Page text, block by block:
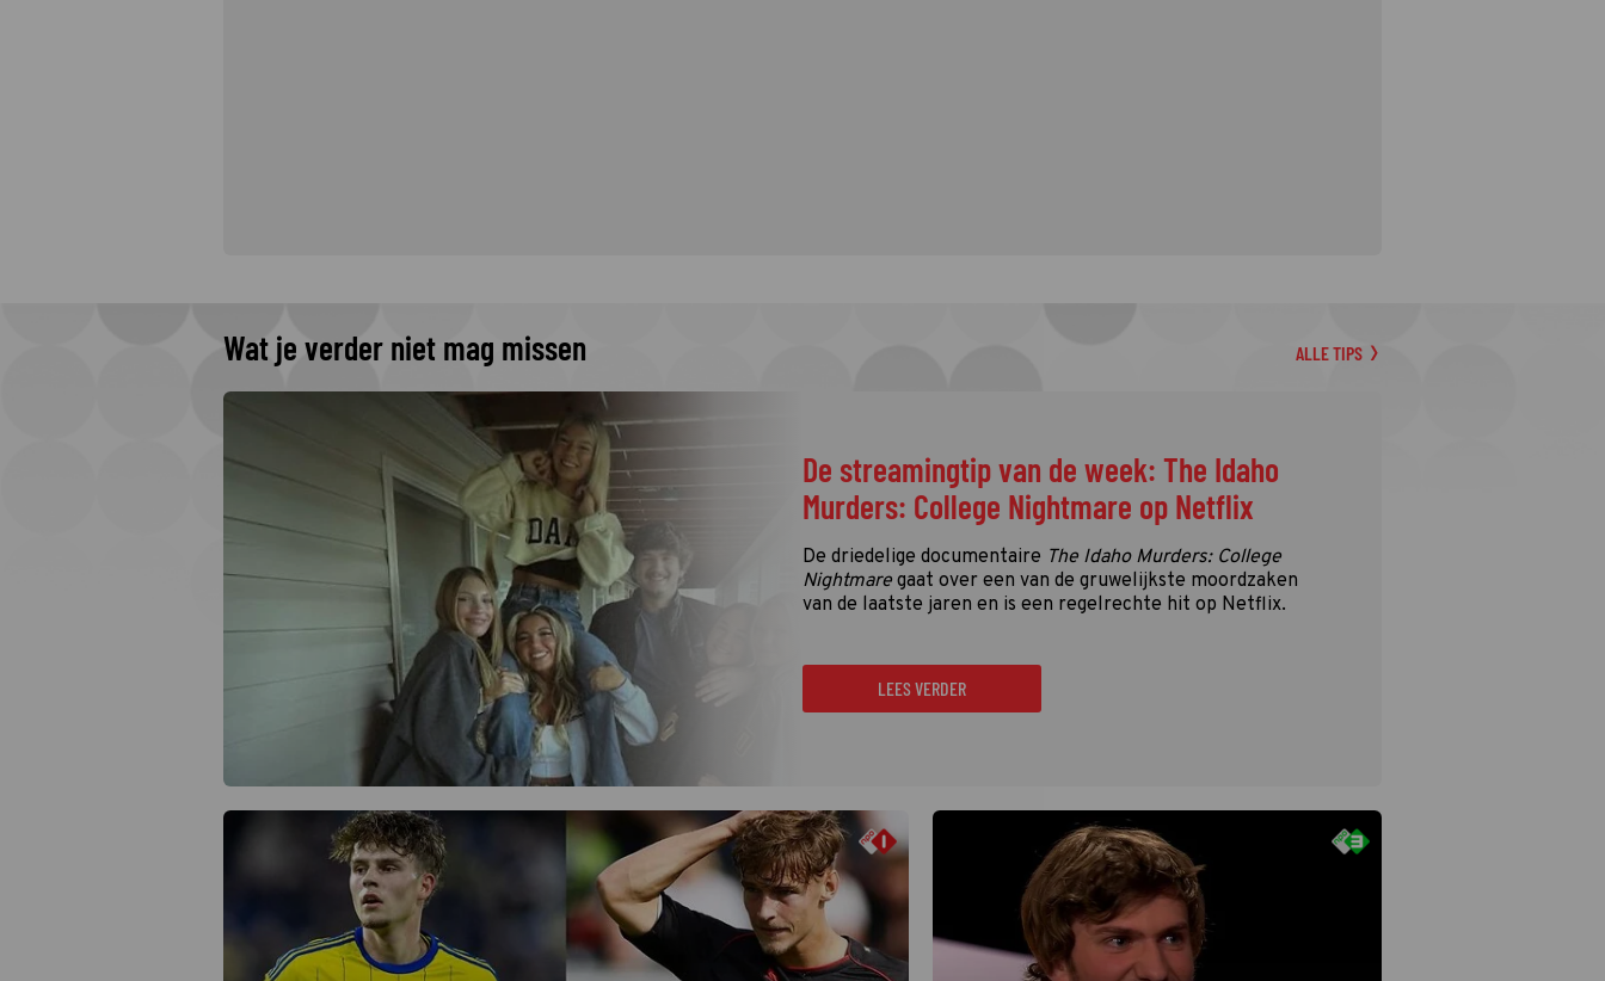
Wat je verder niet mag missen ALLE TIPS
De streamingtip van de week: The Idaho
Murders: College Nightmare op Netflix
De driedelige documentaire The Idaho Murders: College
Nightmare gaat over een van de gruwelijkste moordzaken
van de laatste jaren en is een regelrechte hit op Netflix.
LEES VERDER